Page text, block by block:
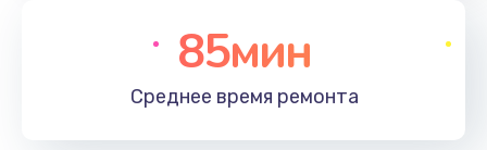
85мин
Среднее время ремонта